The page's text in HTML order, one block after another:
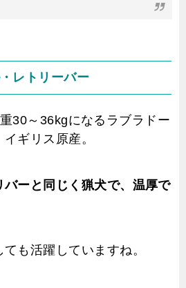
レトリーバー
30～36kgになるラブラドー
ギリス原産。
バーと同じく猟犬で、温厚で
も活躍していますね。